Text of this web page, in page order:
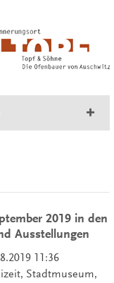
2019 in den
Ausstellungen
11:36
Stadtmuseum,